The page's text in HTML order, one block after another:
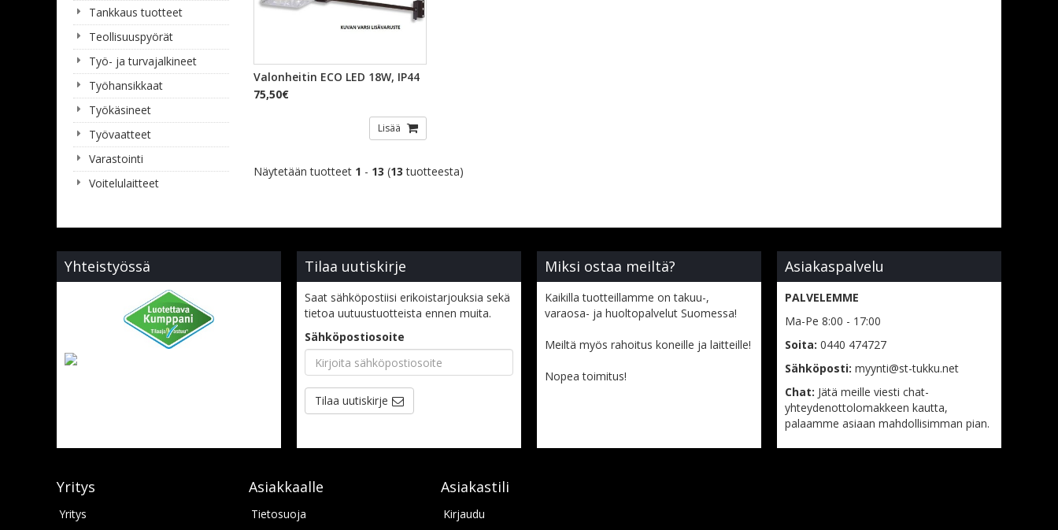
Tankkaus tuotteet
Teollisuuspyörät
Työ- ja turvajalkineet
Työhansikkaat
Työkäsineet
Työvaatteet
Varastointi
Voitelulaitteet
PIKAKATSELU
Valonheitin ECO LED 18W, IP44
75,50€
Lisää
Näytetään tuotteet 1 - 13 (13 tuotteesta)
Yhteistyössä Tilaa uutiskirje
Saat sähköpostiisi erikoistarjouksia sekä
tietoa uutuustuotteista ennen muita.
Sähköpostiosoite
Tilaa uutiskirje
Miksi ostaa meiltä?
Kaikilla tuotteillamme on takuu-,
varaosa- ja huoltopalvelut Suomessa!
Meiltä myös rahoitus koneille ja laitteille!
Nopea toimitus!
Asiakaspalvelu
PALVELEMME
Ma-Pe 8:00 - 17:00
Soita: 0440 474727
Sähköposti: myynti@st-tukku.net
Chat: Jätä meille viesti chat-
yhteydenottolomakkeen kautta,
palaamme asiaan mahdollisimman pian.
Yritys
Yritys
Asiakkaalle
Tietosuoja
Asiakastili
Kirjaudu